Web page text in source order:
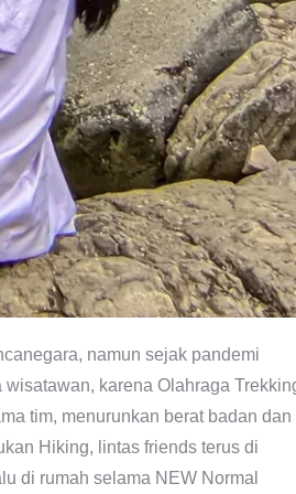
namun sejak pandemi
karena Olahraga
tim, menurunkan berat badan dan
Hiking, lintas friends terus di
di rumah selama NEW Normal